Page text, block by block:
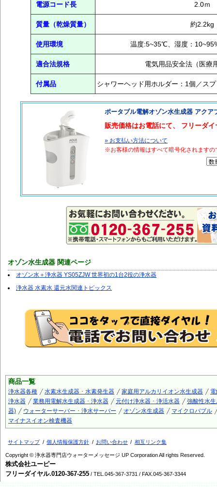
電源コード長 2.0ｍ
質量（乾燥質量） 約2.2kg
使用環境 温度:5~35℃、湿度：
適合法規格 電気用品安全法（医療
付属品 シャワーヘッド用ホルダー：1個／ス
ポータブル電解オゾン水生成器 アクア
販売価格はお電話にて、 フリーダ
» お支払い方法について
※お客様の情報はすべて暗号化されます
オゾン水生成器 関連ページ
オゾン水＋浄水器 YS05ZJW 世界初の1台2役の浄水器
浄水器 水素水 還元水関連トピックス
商品一覧
浄水器各種 水素水生成器 ･ 水素発生器 家庭用アルカリイオン水生成器
浄水器
業務用電解水生成器 ･ 浄水器 元付け浄水器 ･ 浄活水器
強酸性水
器)
ウォーターサーバー ･ 浄水サーバー オゾン水生成器
マイクロバブル
マイナスイオン検査機器
サイトマップ 個人情報保護方針 お問い合わせ 相互リンク集
Copyright © 浄水器専門店ウォーターメッセージ UP Corporation All rights Reserved.
株式会社ユーピー
フリーダイヤル.0120-367-255 / TEL.045-367-3731 / FAX.045-367-3344